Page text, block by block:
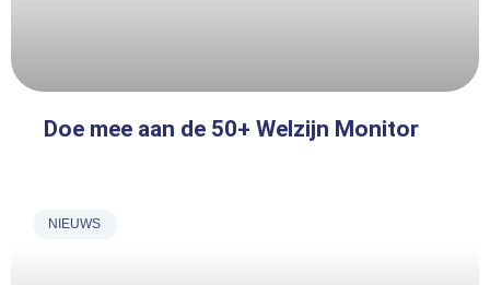
Doe mee aan de 50+ Welzijn Monitor
NIEUWS